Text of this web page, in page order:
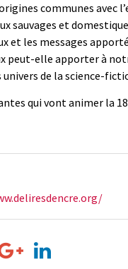
communes avec
sauvages et
et les messages
peut-elle apporter à
de la science-
qui vont animer la